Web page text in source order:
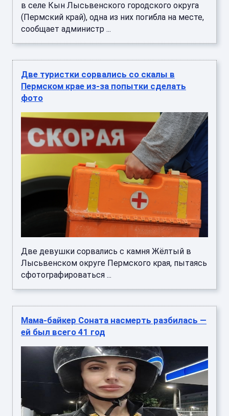
в селе Кын Лысьвенского городского округа
(Пермский край), одна из них погибла на месте,
сообщает администр ...
Две туристки сорвались со скалы в
Пермском крае из-за попытки сделать
фото
Две девушки сорвались с камня Жёлтый в
Лысьвенском округе Пермского края, пытаясь
сфотографироваться ...
Мама-байкер Соната насмерть разбилась —
ей был всего 41 год